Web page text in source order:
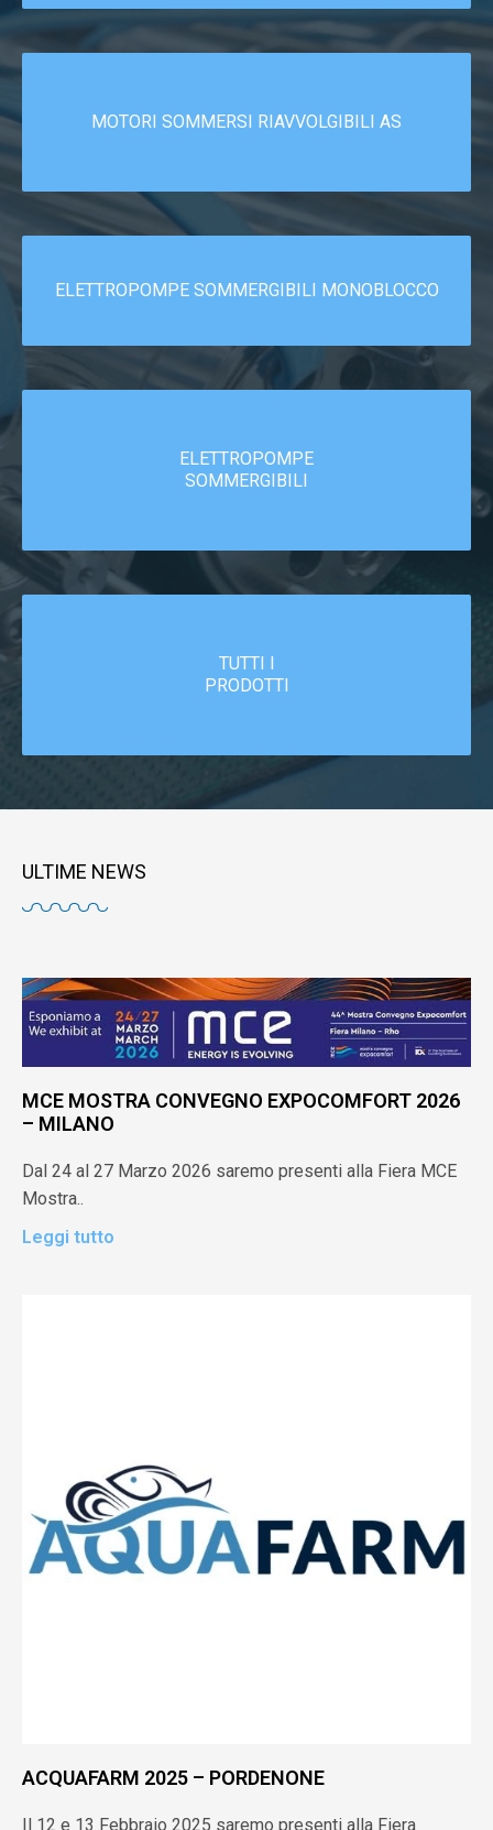
MOTORI SOMMERSI RIAVVOLGIBILI AS
ELETTROPOMPE SOMMERGIBILI MONOBLOCCO
ELETTROPOMPE
SOMMERGIBILI
TUTTI I
PRODOTTI
ULTIME NEWS
MCE MOSTRA CONVEGNO EXPOCOMFORT 2026
– MILANO
Dal 24 al 27 Marzo 2026 saremo presenti alla Fiera MCE
Mostra..
Leggi tutto
ACQUAFARM 2025 – PORDENONE
Il 12 e 13 Febbraio 2025 saremo presenti alla Fiera